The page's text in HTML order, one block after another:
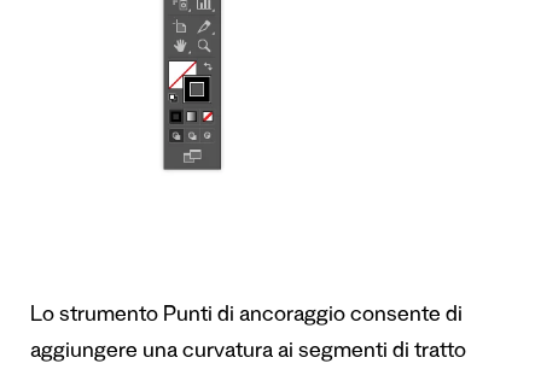
Lo strumento Punti di ancoraggio consente di
aggiungere una curvatura ai segmenti di tratto